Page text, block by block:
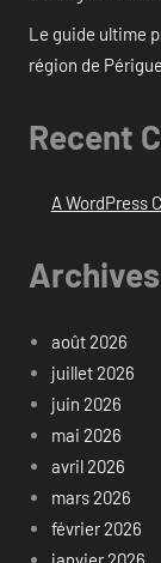
Le guide ultime
région de
Recent
A WordPress
Archives
août 2026
juillet 2026
juin 2026
mai 2026
avril 2026
mars 2026
février 2026